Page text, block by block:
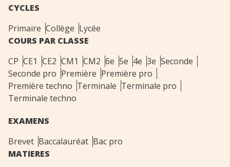
CYCLES
Primaire Collège Lycée
COURS PAR CLASSE
CP CE1 CE2 CM1 CM2 6e 5e 4e 3e Seconde
Seconde pro Première Première pro
Première techno Terminale Terminale pro
Terminale techno
EXAMENS
Brevet Baccalauréat Bac pro
MATIERES